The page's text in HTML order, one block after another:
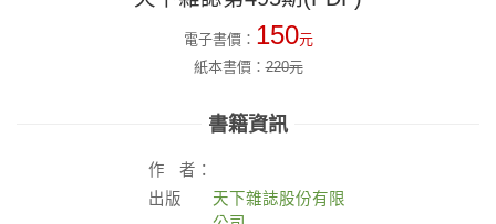
電子書價： 150元
紙本書價：220元
書籍資訊
作
者：
出版
天下雜誌股份有限